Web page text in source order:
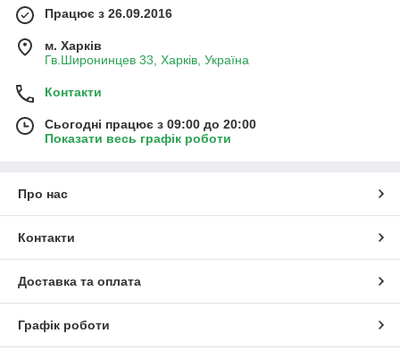
Працює з 26.09.2016
м. Харків
Гв.Широнинцев 33, Харків, Україна
Контакти
Сьогодні працює з 09:00 до 20:00
Показати весь графік роботи
Про нас
Контакти
Доставка та оплата
Графік роботи